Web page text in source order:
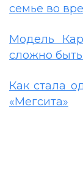
семье во
Модель
сложно
Как стала
«Мегсита»